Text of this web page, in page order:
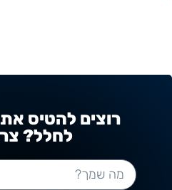
רוצים להטיס
לחלל?